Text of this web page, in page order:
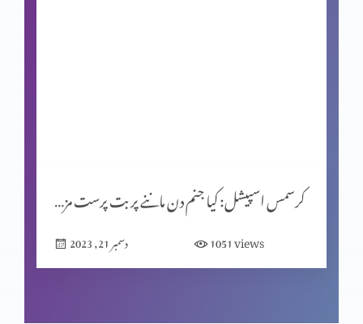
المسیح کے پیروکار عید فسح کیوں نہیں مناتے؟
کرسمس اسپیشل: کیا جنم دن ماننے پر بت پرست مزاہب کا اثر ہے؟
دسمبر 21, 2023 1051views